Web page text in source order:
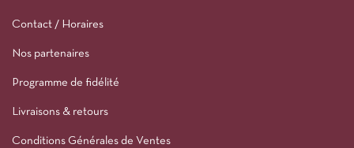
Contact / Horaires
Nos partenaires
Programme de fidélité
Livraisons & retours
Conditions Générales de Ventes